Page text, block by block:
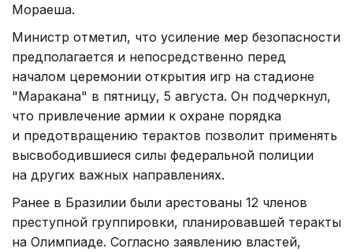
Мораеша.
Министр отметил, что усиление мер безопасности
предполагается и непосредственно перед
началом церемонии открытия игр на стадионе
"Маракана" в пятницу, 5 августа. Он подчеркнул,
что привлечение армии к охране порядка
и предотвращению терактов позволит применять
высвободившиеся силы федеральной полиции
на других важных направлениях.
Ранее в Бразилии были арестованы 12 членов
преступной группировки, планировавшей теракты
на Олимпиаде. Согласно заявлению властей,